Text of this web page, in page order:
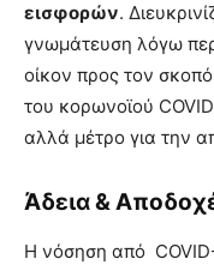
εισφορών.
γνωμάτευση λόγω
οίκον προς τον
του κορωνοϊού
αλλά μέτρο για την
Άδεια &
Η νόσηση από